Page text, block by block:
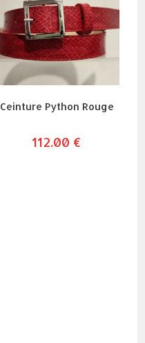
Ceinture Python Rouge
112.00€